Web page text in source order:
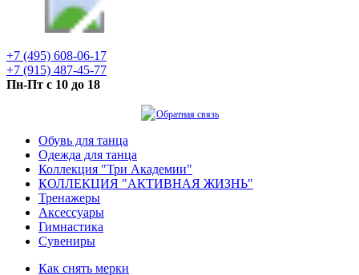
+7 (495) 608-06-17
+7 (915) 487-45-77
Пн-Пт с 10 до 18
Обратная связь
Обувь для танца
Одежда для танца
Коллекция "Три Академии"
КОЛЛЕКЦИЯ "АКТИВНАЯ ЖИЗНЬ"
Тренажеры
Аксессуары
Гимнастика
Сувениры
Как снять мерки